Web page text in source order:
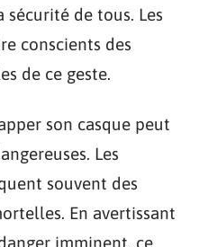
de tous. Les
conscients des
de ce geste.
son casque peut
Les
souvent des
En avertissant
imminent, ce